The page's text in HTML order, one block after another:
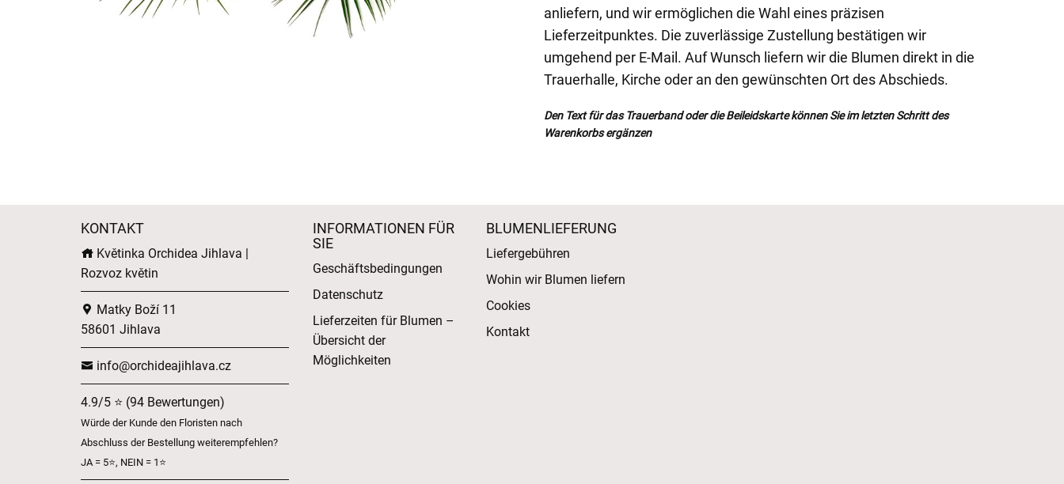
anliefern, und wir ermöglichen die Wahl eines präzisen
Lieferzeitpunktes. Die zuverlässige Zustellung bestätigen wir
umgehend per E-Mail. Auf Wunsch liefern wir die Blumen direkt in die
Trauerhalle, Kirche oder an den gewünschten Ort des Abschieds.
Den Text für das Trauerband oder die Beileidskarte können Sie im letzten Schritt des
Warenkorbs ergänzen
KONTAKT
Květinka Orchidea Jihlava |
Rozvoz květin
Matky Boží 11
58601 Jihlava
info@orchideajihlava.cz
4.9/5 ⭐ (94 Bewertungen)
Würde der Kunde den Floristen nach
Abschluss der Bestellung weiterempfehlen?
JA = 5⭐, NEIN = 1⭐
INFORMATIONEN FÜR
SIE
Geschäftsbedingungen
Datenschutz
Lieferzeiten für Blumen –
Übersicht der
Möglichkeiten
BLUMENLIEFERUNG
Liefergebühren
Wohin wir Blumen liefern
Cookies
Kontakt